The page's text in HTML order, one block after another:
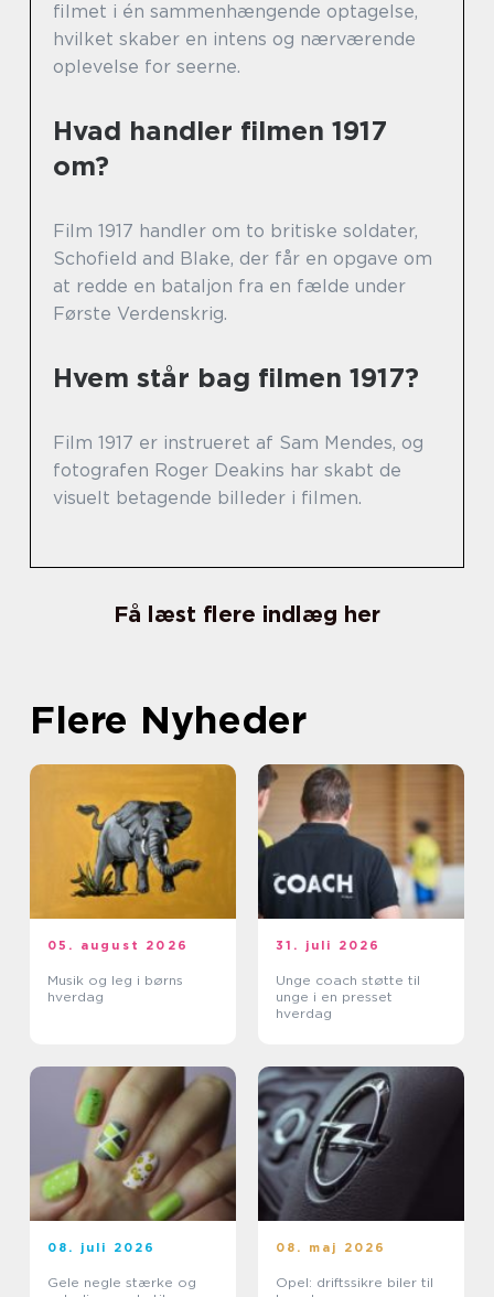
filmet i én sammenhængende optagelse,
hvilket skaber en intens og nærværende
oplevelse for seerne.
Hvad handler filmen 1917
om?
Film 1917 handler om to britiske soldater,
Schofield and Blake, der får en opgave om
at redde en bataljon fra en fælde under
Første Verdenskrig.
Hvem står bag filmen 1917?
Film 1917 er instrueret af Sam Mendes, og
fotografen Roger Deakins har skabt de
visuelt betagende billeder i filmen.
Få læst flere indlæg her
Flere Nyheder
05. august 2026
Musik og leg i børns
hverdag
31. juli 2026
Unge coach støtte til
unge i en presset
hverdag
08. juli 2026
Gele negle stærke og
08. maj 2026
Opel: driftssikre biler til